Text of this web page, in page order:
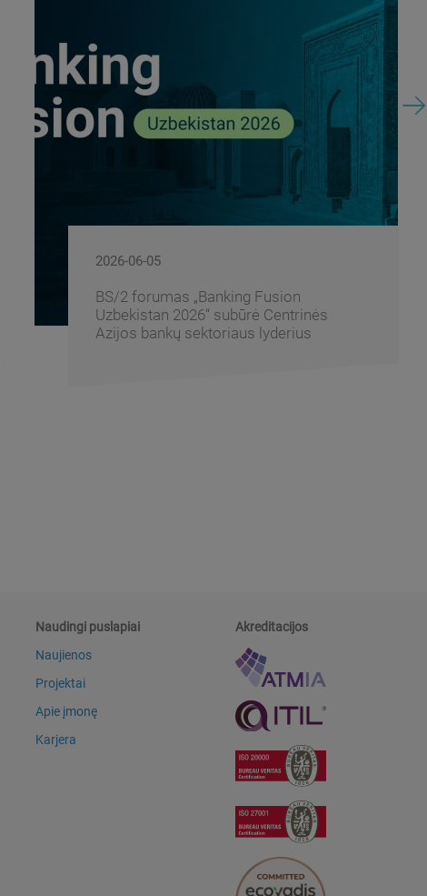
2026-06-05
BS/2 forumas „Banking Fusion
Uzbekistan 2026“ subūrė Centrinės
Azijos bankų sektoriaus lyderius
Naudingi puslapiai
Naujienos
Projektai
Apie įmonę
Karjera
Akreditacijos